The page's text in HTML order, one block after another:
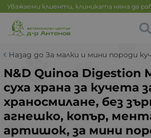
Уважаеми клиенти, клиниката няма да
Назад до За малки и мини породи
N&D Quinoa Digestion
суха храна за кучета
храносмилане, без
агнешко, копър,
артишок, за мини